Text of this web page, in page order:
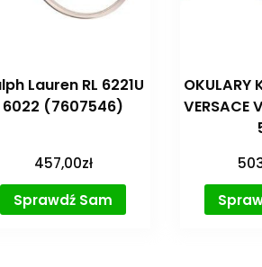
Lauren RL 6221U
6022 (7607546)
457,00zł
Sprawdź Sam
OKULARY
VERSACE